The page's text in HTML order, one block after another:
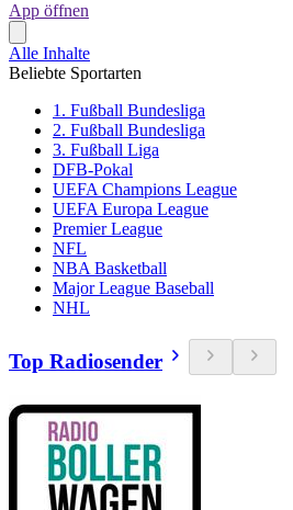
App öffnen
Alle Inhalte
Beliebte Sportarten
1. Fußball Bundesliga
2. Fußball Bundesliga
3. Fußball Liga
DFB-Pokal
UEFA Champions League
UEFA Europa League
Premier League
NFL
NBA Basketball
Major League Baseball
NHL
Top Radiosender